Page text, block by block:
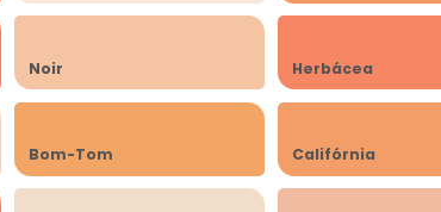
Noir Herbácea
Bom-Tom Califórnia